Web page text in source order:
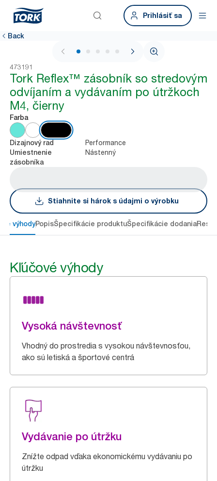
Prihlásiť sa
Back
1 / 6
473191
Tork Reflex™ zásobník so stredovým
odvíjaním a vydávaním po útržkoch
M4, čierny
Farba
Dizajnový rad Performance
Umiestnenie
zásobníka
Nástenný
Stiahnite si hárok s údajmi o výrobku
výhodyPopisŠpecifikácie produktuŠpecifikácie dodania
Kľúčové výhody
Vysoká návštevnosť
Vhodný do prostredia s vysokou návštevnosťou,
ako sú letiská a športové centrá
Vydávanie po útržku
Znížte odpad vďaka ekonomickému vydávaniu po
útržku